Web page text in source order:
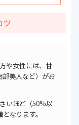
ツ
や女性には、 甘
部美人など）がお
いほど（50%以
となります。